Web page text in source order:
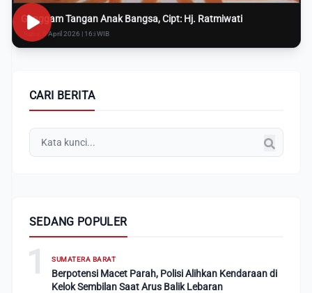
Genggam Tangan Anak Bangsa, Cipt: Hj. Ratmiwati
Rabu, 8 April 2026 | 16:i WIB
CARI BERITA
SEDANG POPULER
1 SUMATERA BARAT
Berpotensi Macet Parah, Polisi Alihkan Kendaraan di
Kelok Sembilan Saat Arus Balik Lebaran